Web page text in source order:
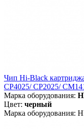
Чип Hi-Black
CP4025/ CP2025/
Марка оборудования:
Цвет: черный
Марка оборудования: